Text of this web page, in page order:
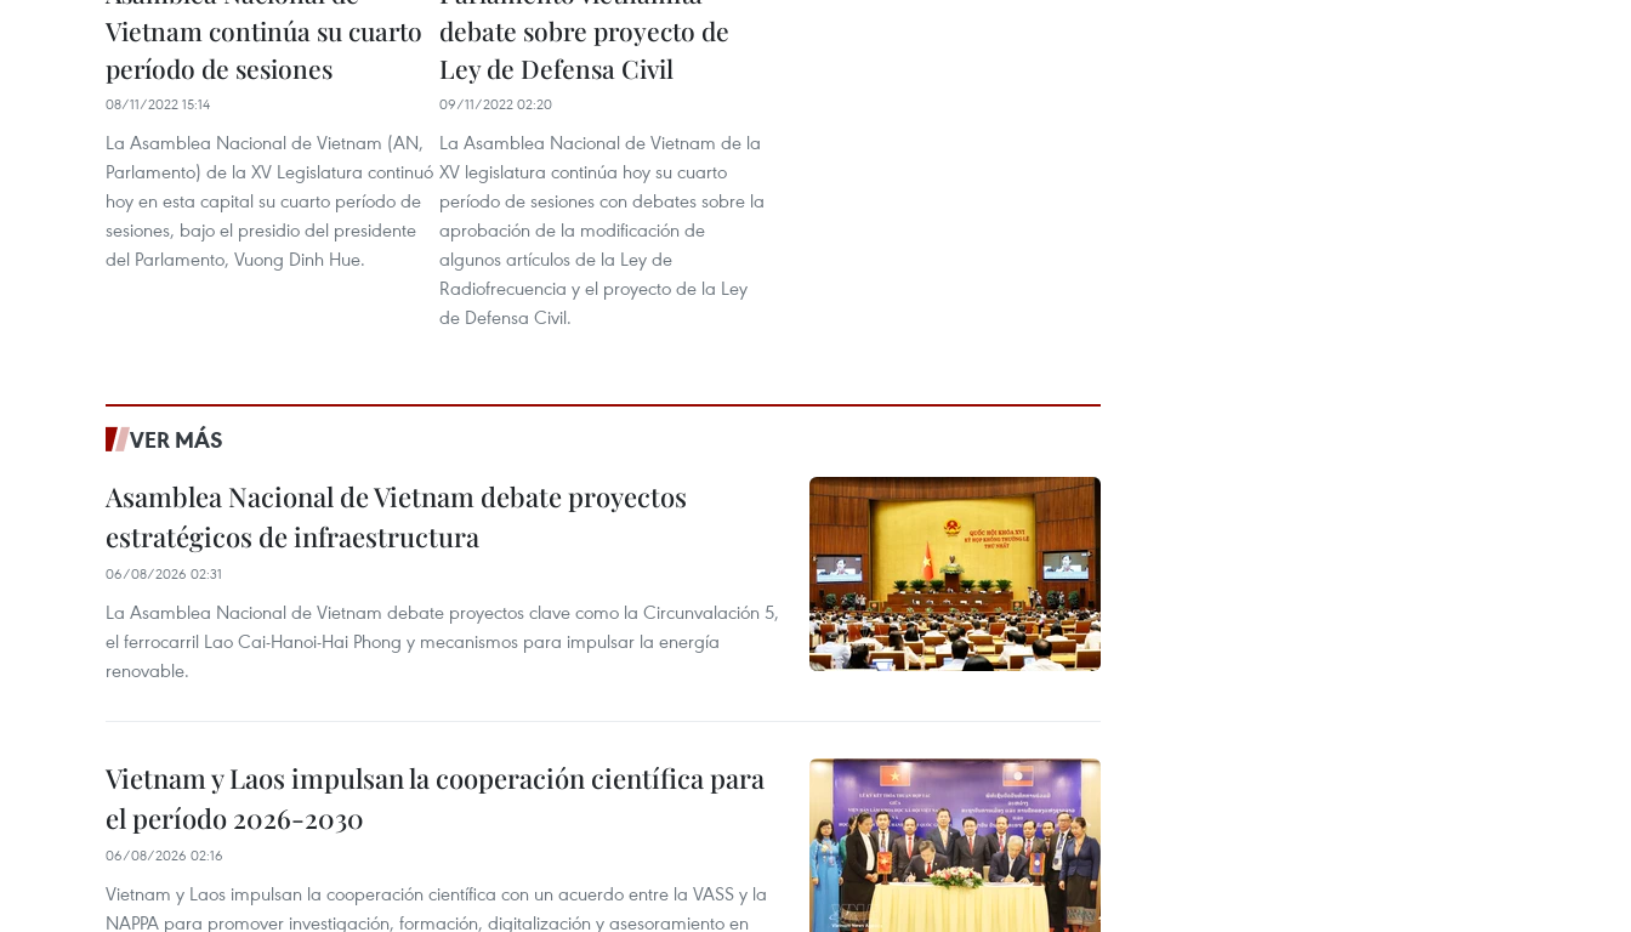
Vietnam continúa su cuarto
período de sesiones
08/11/2022 15:14
La Asamblea Nacional de Vietnam (AN,
Parlamento) de la XV Legislatura continuó
hoy en esta capital su cuarto período de
sesiones, bajo el presidio del presidente
del Parlamento, Vuong Dinh Hue.
debate sobre proyecto de
Ley de Defensa Civil
09/11/2022 02:20
La Asamblea Nacional de Vietnam de la
XV legislatura continúa hoy su cuarto
período de sesiones con debates sobre la
aprobación de la modificación de
algunos artículos de la Ley de
Radiofrecuencia y el proyecto de la Ley
de Defensa Civil.
VER MÁS
Asamblea Nacional de Vietnam debate proyectos
estratégicos de infraestructura
06/08/2026 02:31
La Asamblea Nacional de Vietnam debate proyectos clave como la Circunvalación 5,
el ferrocarril Lao Cai-Hanoi-Hai Phong y mecanismos para impulsar la energía
renovable.
Vietnam y Laos impulsan la cooperación científica para
el período 2026-2030
06/08/2026 02:16
Vietnam y Laos impulsan la cooperación científica con un acuerdo entre la VASS y la
NAPPA para promover investigación, formación, digitalización y asesoramiento en